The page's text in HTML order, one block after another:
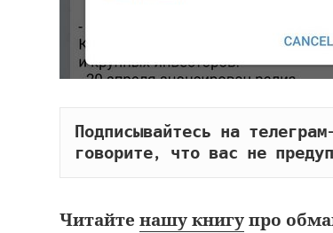
Подписывайтесь на
говорите, что вас не
Читайтенашу книгупро